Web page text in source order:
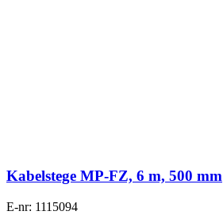
Kabelstege MP-FZ, 6 m, 500 mm
E-nr: 1115094